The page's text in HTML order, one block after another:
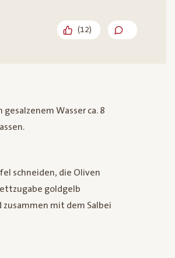
(12)
Wasser ca. 8
schneiden, die Oliven
goldgelb
mit dem Salbei